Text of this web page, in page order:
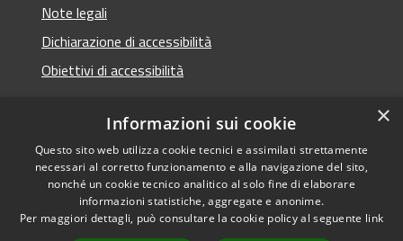
Note legali
Dichiarazione di accessibilità
Obiettivi di accessibilità
RSS
Accessibilità
Cookie
Copyright © 2026 • Comune di
Termini Imerese • Powered
byMunicipium•
redazione
×
Informazioni sui cookie
Questo sito web utilizza cookie tecnici e assimilati strettamente
necessari al corretto funzionamento e alla navigazione del sito,
nonché un cookie tecnico analitico al solo fine di elaborare
informazioni statistiche, aggregate e anonime.
Per maggiori dettagli, può consultare la cookie policy al seguente link